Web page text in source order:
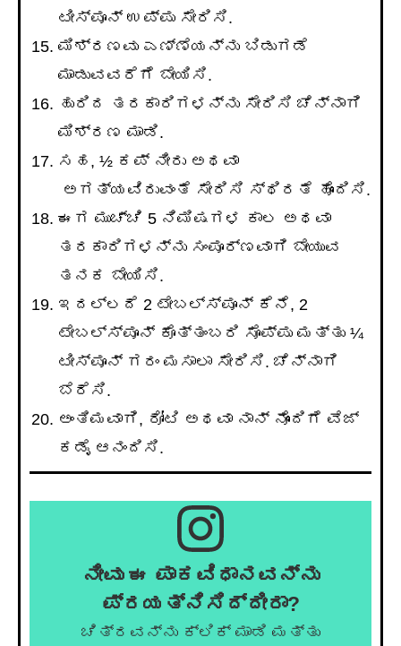
ಟೀಸ್ಪೂನ್ ಉಪ್ಪು ಸೇರಿಸಿ.
ಮಿಶ್ರಣವು ಎಣ್ಣೆಯನ್ನು ಬಿಡುಗಡೆ
ಮಾಡುವವರೆಗೆ ಬೇಯಿಸಿ.
ಹುರಿದ ತರಕಾರಿಗಳನ್ನು ಸೇರಿಸಿ ಚೆನ್ನಾಗಿ
ಮಿಶ್ರಣ ಮಾಡಿ.
ಸಹ, ½ ಕಪ್ ನೀರು ಅಥವಾ
ಅಗತ್ಯವಿರುವಂತೆ ಸೇರಿಸಿ ಸ್ಥಿರತೆ ಹೊಂದಿಸಿ.
ಈಗ ಮುಚ್ಚಿ 5 ನಿಮಿಷಗಳ ಕಾಲ ಅಥವಾ
ತರಕಾರಿಗಳನ್ನು ಸಂಪೂರ್ಣವಾಗಿ ಬೇಯುವ
ತನಕ ಬೇಯಿಸಿ.
ಇದಲ್ಲದೆ 2 ಟೇಬಲ್ಸ್ಪೂನ್ ಕೆನೆ, 2
ಟೇಬಲ್ಸ್ಪೂನ್ ಕೊತ್ತಂಬರಿ ಸೊಪ್ಪು ಮತ್ತು ¼
ಟೀಸ್ಪೂನ್ ಗರಂ ಮಸಾಲಾ ಸೇರಿಸಿ. ಚೆನ್ನಾಗಿ
ಬೆರೆಸಿ.
ಅಂತಿಮವಾಗಿ, ರೋಟಿ ಅಥವಾ ನಾನ್ ನೊಂದಿಗೆ ವೆಜ್
ಕಡೈ ಆನಂದಿಸಿ.
ನೀವು ಈ ಪಾಕವಿಧಾನವನ್ನು
ಪ್ರಯತ್ನಿಸಿದ್ದೀರಾ?
ಚಿತ್ರವನ್ನು ಕ್ಲಿಕ್ ಮಾಡಿ ಮತ್ತು